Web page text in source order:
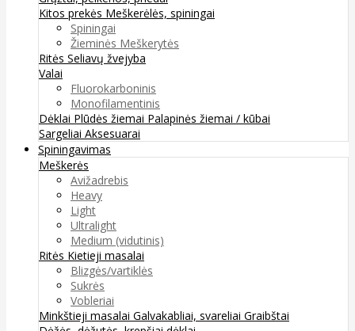
Kitos prekės Meškerėlės, spiningai
Spiningai
Žieminės Meškerytės
Ritės Seliavų žvejyba
Valai
Fluorokarboninis
Monofilamentinis
Dėklai Plūdės žiemai Palapinės žiemai / kūbai
Sargeliai Aksesuarai
Spiningavimas
Meškerės
Avižadrebis
Heavy
Light
Ultralight
Medium (vidutinis)
Ritės Kietieji masalai
Blizgės/vartiklės
Sukrės
Vobleriai
Minkštieji masalai Galvakabliai, svareliai Graibštai